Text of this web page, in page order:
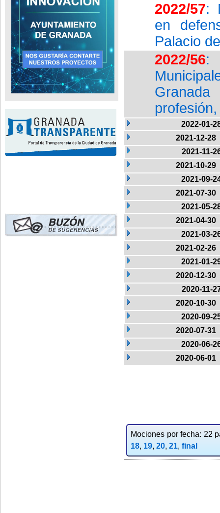
2022/57:
en
Palacio
2022/56:
2022-01-
2021-12-28
2021-11-
2021-10-29
2021-09-
2021-07-30
2021-05-
2021-04-30
2021-03-
2021-02-26
2021-01-
2020-12-30
2020-11-
2020-10-30
2020-09-
2020-07-31
2020-06-
2020-06-01
Mociones por fecha: 22
18, 19, 20, 21, final